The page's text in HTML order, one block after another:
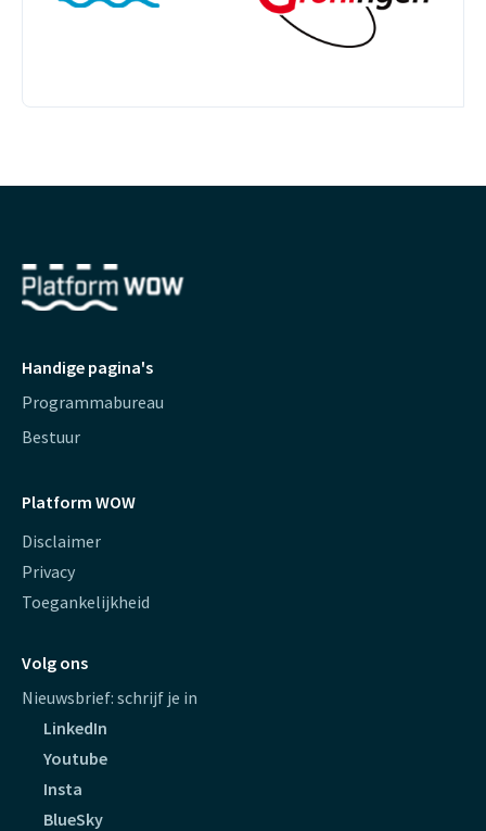
Handige pagina's
Programmabureau
Bestuur
Platform WOW
Disclaimer
Privacy
Toegankelijkheid
Volg ons
Nieuwsbrief: schrijf je in
LinkedIn
Youtube
Insta
BlueSky